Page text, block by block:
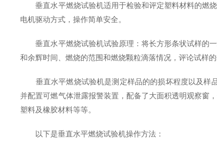
垂直水平燃烧试验机适用于检验和评定塑料材料的燃烧
电机驱动方式，操作简单安全。
垂直水平燃烧试验机试验原理：将长方形条状试样的一
和余辉时间、燃烧的范围和燃烧颗粒滴落情况，评论试样的
垂直水平燃烧试验机是测定样品的的损坏程度以及样品
并配置可燃气体泄露报警装置，配备了大面积透明观察窗
塑料及橡胶材料等等。
以下是垂直水平燃烧试验机操作方法：